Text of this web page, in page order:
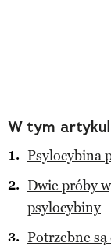
W tym
Psylocybina
Dwie próby
psylocybiny
Potrzebne